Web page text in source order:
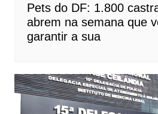
Pets do DF: 1.800
abrem na semana que
garantir a sua